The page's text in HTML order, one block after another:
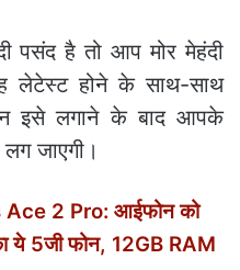
पसंद है तो आप मोर मेहंदी
लेटेस्ट होने के साथ-साथ
इसे लगाने के बाद आपके
जाएगी।
Ace 2 Pro: आईफोन को
ये 5जी फोन, 12GB RAM